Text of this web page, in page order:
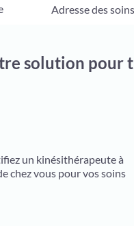
solution pour
un kinésithérapeute à
chez vous pour vos soins